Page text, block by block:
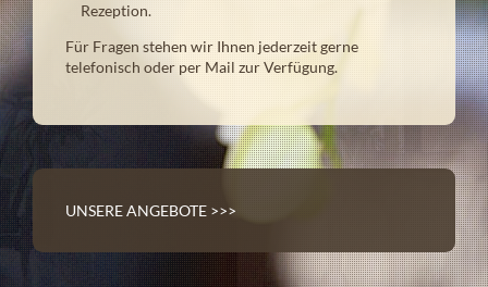
Rezeption.
Für Fragen stehen wir Ihnen jederzeit gerne
telefonisch oder per Mail zur Verfügung.
UNSERE ANGEBOTE >>>